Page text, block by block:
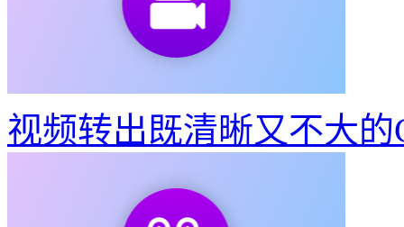
视频转出既清晰又不大的